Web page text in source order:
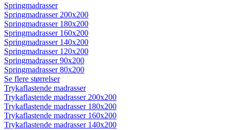
Springmadrasser
Springmadrasser 200x200
Springmadrasser 180x200
Springmadrasser 160x200
Springmadrasser 140x200
Springmadrasser 120x200
Springmadrasser 90x200
Springmadrasser 80x200
Se flere størrelser
Trykaflastende madrasser
Trykaflastende madrasser 200x200
Trykaflastende madrasser 180x200
Trykaflastende madrasser 160x200
Trykaflastende madrasser 140x200